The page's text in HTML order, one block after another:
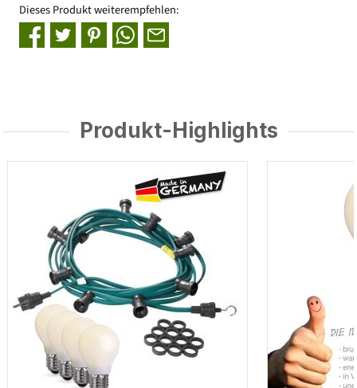
Dieses Produkt weiterempfehlen:
Produkt-Highlights